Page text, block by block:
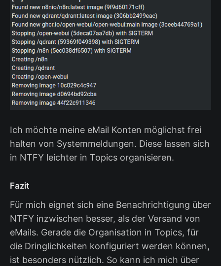
Ich möchte meine eMail Konten möglichst frei
halten von Systemmeldungen. Diese lassen sich
in NTFY leichter in Topics organisieren.
Fazit
Für mich eignet sich eine Benachrichtigung über
NTFY inzwischen besser, als der Versand von
eMails. Gerade die Organisation in Topics, für
die Dringlichkeiten konfiguriert werden können,
ist besonders nützlich. So kann ich mich über